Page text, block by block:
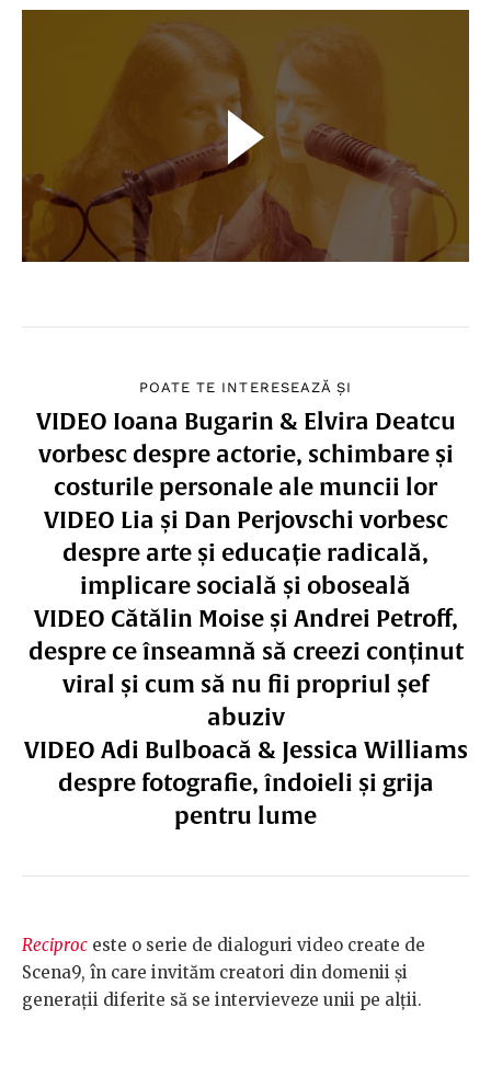
POATE TE INTERESEAZĂ ȘI
VIDEO Ioana Bugarin & Elvira Deatcu
vorbesc despre actorie, schimbare și
costurile personale ale muncii lor
VIDEO Lia și Dan Perjovschi vorbesc
despre arte și educație radicală,
implicare socială și oboseală
VIDEO Cătălin Moise și Andrei Petroff,
despre ce înseamnă să creezi conținut
viral și cum să nu fii propriul șef
abuziv
VIDEO Adi Bulboacă & Jessica Williams
despre fotografie, îndoieli și grija
pentru lume
Reciproc este o serie de dialoguri video create de
Scena9, în care invităm creatori din domenii și
generații diferite să se intervieveze unii pe alții.